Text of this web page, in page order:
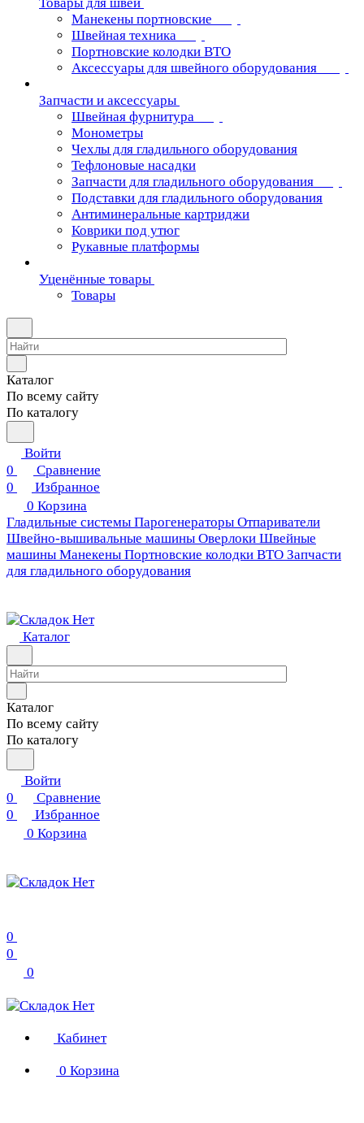
Манекены портновские
Швейная техника
Портновские колодки ВТО
Аксессуары для швейного оборудования
Запчасти и аксессуары
Швейная фурнитура
Монометры
Чехлы для гладильного оборудования
Тефлоновые насадки
Запчасти для гладильного оборудования
Подставки для гладильного оборудования
Антиминеральные картриджи
Коврики под утюг
Рукавные платформы
Уценённые товары
Товары
Каталог
По всему сайту
По каталогу
Войти
0
Сравнение
0
Избранное
0 Корзина
Гладильные системы Парогенераторы Отпариватели
Швейно-вышивальные машины Оверлоки Швейные
машины Манекены Портновские колодки ВТО Запчасти
для гладильного оборудования
Каталог
Каталог
По всему сайту
По каталогу
Войти
0
Сравнение
0
Избранное
0 Корзина
0
0
0
Кабинет
0 Корзина